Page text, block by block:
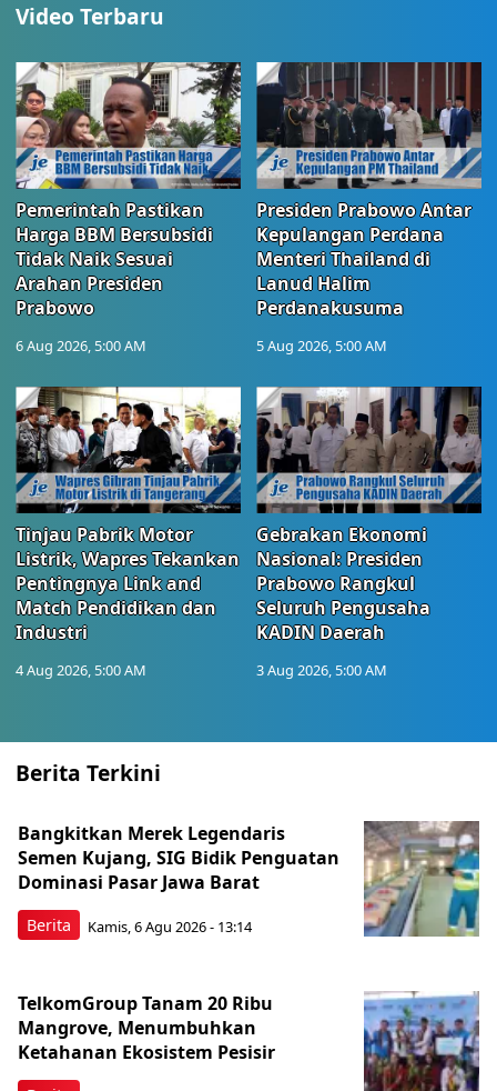
Video Terbaru
Pemerintah Pastikan
Harga BBM Bersubsidi
Tidak Naik Sesuai
Arahan Presiden
Prabowo
6 Aug 2026, 5:00 AM
Presiden Prabowo Antar
Kepulangan Perdana
Menteri Thailand di
Lanud Halim
Perdanakusuma
5 Aug 2026, 5:00 AM
Tinjau Pabrik Motor
Listrik, Wapres Tekankan
Pentingnya Link and
Match Pendidikan dan
Industri
4 Aug 2026, 5:00 AM
Gebrakan Ekonomi
Nasional: Presiden
Prabowo Rangkul
Seluruh Pengusaha
KADIN Daerah
3 Aug 2026, 5:00 AM
Berita Terkini
Berita
Bangkitkan Merek Legendaris
Semen Kujang, SIG Bidik Penguatan
Dominasi Pasar Jawa Barat
Kamis, 6 Agu 2026 - 13:14
TelkomGroup Tanam 20 Ribu
Mangrove, Menumbuhkan
Ketahanan Ekosistem Pesisir